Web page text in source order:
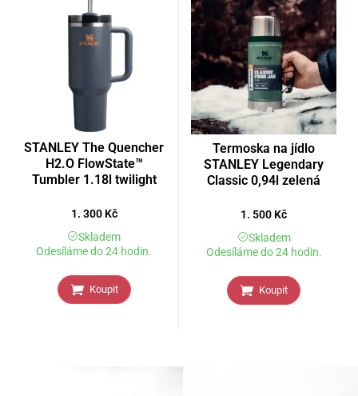
STANLEY The Quencher
H2.O FlowState™
Tumbler 1.18l twilight
1. 300 Kč
Skladem
Odesíláme do 24 hodin.
Koupit
Termoska na jídlo
STANLEY Legendary
Classic 0,94l zelená
1. 500 Kč
Skladem
Odesíláme do 24 hodin.
Koupit